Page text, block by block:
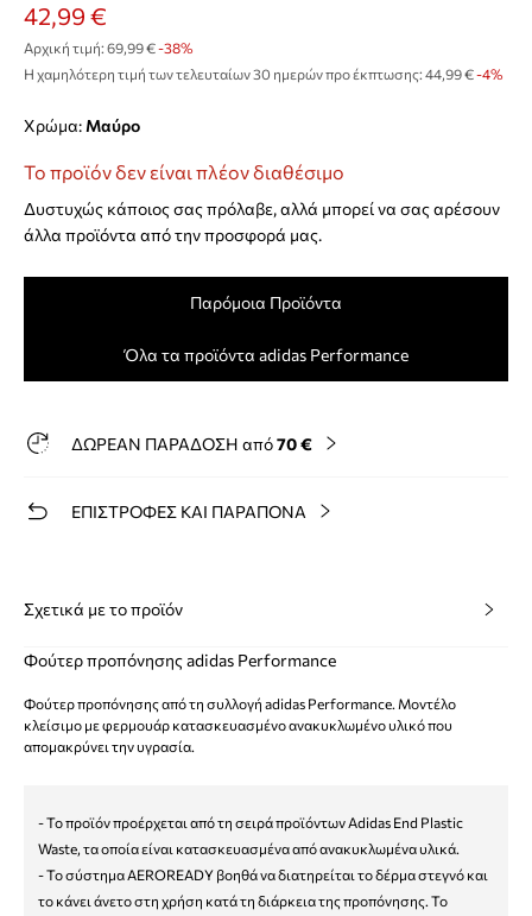
42,99 €
Αρχική τιμή: 69,99 €-38%
Η χαμηλότερη τιμή των τελευταίων 30 ημερών προ έκπτωσης: 44,99 € -4%
Χρώμα: μαύρο
Το προϊόν δεν είναι πλέον διαθέσιμο
Δυστυχώς κάποιος σας πρόλαβε, αλλά μπορεί να σας αρέσουν
άλλα προϊόντα από την προσφορά μας.
Παρόμοια Προϊόντα
Όλα τα προϊόντα adidas Performance
ΔΩΡΕΑΝ ΠΑΡΑΔΟΣΗ από70 €
ΕΠΙΣΤΡΟΦΕΣ ΚΑΙ ΠΑΡΑΠΟΝΑ
Σχετικά με το προϊόν
Φούτερ προπόνησης adidas Performance
Φούτερ προπόνησης από τη συλλογή adidas Performance. Μοντέλο
κλείσιμο με φερμουάρ κατασκευασμένο ανακυκλωμένο υλικό που
απομακρύνει την υγρασία.
- Το προϊόν προέρχεται από τη σειρά προϊόντων Adidas End Plastic
Waste, τα οποία είναι κατασκευασμένα από ανακυκλωμένα υλικά.
- Το σύστημα AEROREADY βοηθά να διατηρείται το δέρμα στεγνό και
το κάνει άνετο στη χρήση κατά τη διάρκεια της προπόνησης. Το